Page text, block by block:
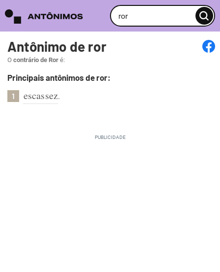
Antônimo de ror
O contrário de Ror é:
Principais antônimos de ror:
1 escassez.